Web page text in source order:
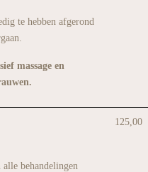
te hebben afgerond
massage en
behandelingen
125,00